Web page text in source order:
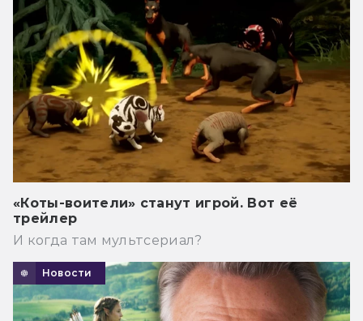
«Коты-воители» станут игрой. Вот её
трейлер
И когда там мультсериал?
Новости